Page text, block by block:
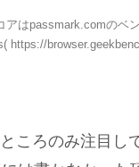
アはpassmark.comのベ
https://
ころのみ注目し